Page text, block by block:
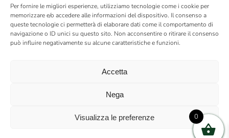
Per fornire le migliori esperienze, utilizziamo tecnologie come i cookie per
memorizzare e/o accedere alle informazioni del dispositivo. Il consenso a
queste tecnologie ci permetterà di elaborare dati come il comportamento di
navigazione o ID unici su questo sito. Non acconsentire o ritirare il consenso
può influire negativamente su alcune caratteristiche e funzioni.
Accetta
Nega
Visualizza le preferenze
Portfolio
AGRICOMs.r.l.
via Montalbano 65 51100 Case Nuove di Masiano (PT) | codice
Int. versato | Repertorio Economico Amministrativo C.C.I.A.A. di
Privacy policy
0